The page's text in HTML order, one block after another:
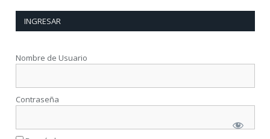
INGRESAR
Nombre de Usuario
Contraseña